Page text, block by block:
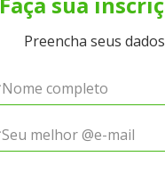
Preencha seus dados